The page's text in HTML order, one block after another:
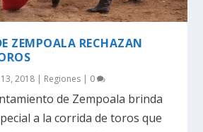
ZEMPOALA RECHAZAN
2018 | Regiones | 0
de Zempoala brinda
a la corrida de toros que